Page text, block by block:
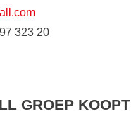
323 20
GROEP KOOPT